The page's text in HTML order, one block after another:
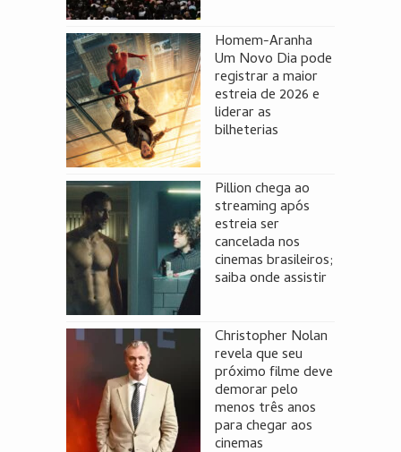
Homem-Aranha
Um Novo Dia pode
registrar a maior
estreia de 2026 e
liderar as
bilheterias
Pillion chega ao
streaming após
estreia ser
cancelada nos
cinemas brasileiros;
saiba onde assistir
Christopher Nolan
revela que seu
próximo filme deve
demorar pelo
menos três anos
para chegar aos
cinemas